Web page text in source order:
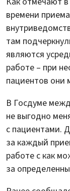
времени
там
являются
работе – при
пациентов они
В Госдуме
не выгодно
с пациентами.
за каждый
работе с как
за